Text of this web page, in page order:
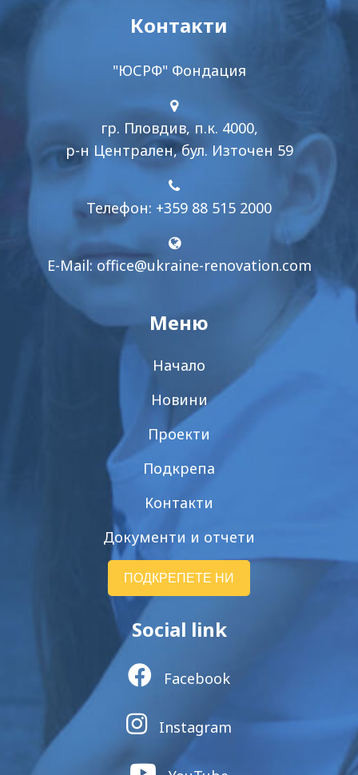
Контакти
"ЮСРФ" Фондация
гр. Пловдив, п.к. 4000,
р-н Централен, бул. Източен 59
Телефон: +359 88 515 2000
E-Mail:office@ukraine-renovation.com
Меню
Начало
Новини
Проекти
Подкрепа
Контакти
Документи и отчети
ПОДКРЕПЕТЕ НИ
Social link
Facebook
Instagram